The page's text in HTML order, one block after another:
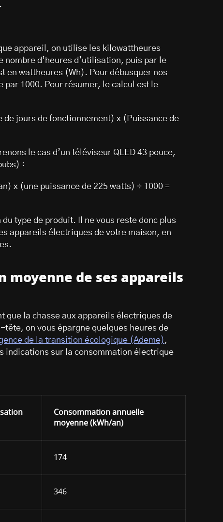
appareil, on utilise les kilowattheures
d’heures d’utilisation, puis par le
en wattheures (Wh). Pour débusquer nos
1000. Pour résumer, le calcul est le
jours de fonctionnement) x (Puissance de
le cas d’un téléviseur QLED 43 pouce,
:
x (une puissance de 225 watts) ÷ 1000 =
type de produit. Il ne vous reste donc plus
appareils électriques de votre maison, en
moyenne de ses appareils
que la chasse aux appareils électriques de
on vous épargne quelques heures de
de la transition écologique (Ademe),
indications sur la consommation électrique
Consommation annuelle
moyenne (kWh/an)
174
346